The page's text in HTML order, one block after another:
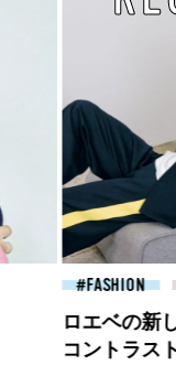
FASHION
高橋璃央と
定番、ピン